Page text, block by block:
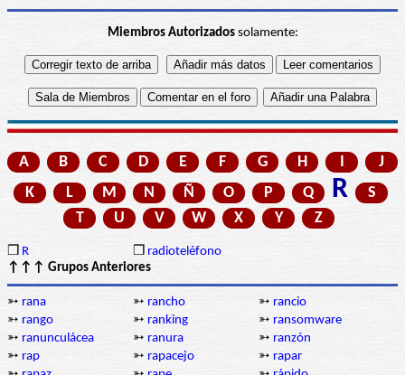
Miembros Autorizadossolamente:
A B C D E F G H I
J
K
L M N Ñ O P Q R
S
T
U V W X Y Z
❒ R ❒ radioteléfono
↑↑↑ Grupos Anteriores
➳ rana ➳ rancho ➳ rancio
➳ rango ➳ ranking ➳ ransomware
➳ ranunculácea ➳ ranura ➳ ranzón
➳ rap ➳ rapacejo ➳ rapar